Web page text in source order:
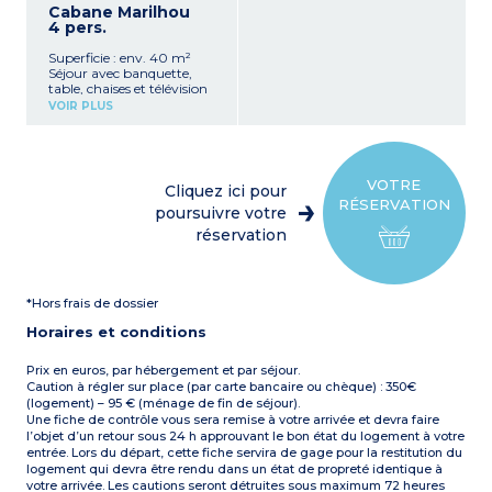
1 WC séparé
Terrasse semi couverte
Capacité max. 6
personnes
micro-ondes, cafetière
électrique, bouilloire, grille-
vaisselle)
1 chambre avec un lit
double (160 cm)
2 chambres avec deux lits
Terrasse semi-couverte
avec table et bancs en bois,
2 transats et barbecue
(charbon non fourni) (16
Cabane Marilhou
4 pers.
Superficie : env. 40 m²
Séjour avec banquette,
table, chaises et télévision
Kitchenette équipée
électrique, bouilloire, grille-
1 chambre avec 1 lit double
1 WC séparé
mobilier de jardin en bois,
(charbon non fourni) (13
m²)
Capacité max. 4
personnes
VOIR PLUS
VOTRE
RÉSERVATION
Cliquez ici pour
poursuivre votre
réservation
*Hors frais de dossier
Horaires et conditions
Prix en euros, par hébergement et par séjour.
Caution à régler sur place (par carte bancaire ou chèque) : 350€
(logement) – 95 € (ménage de fin de séjour).
Une fiche de contrôle vous sera remise à votre arrivée et devra faire
l’objet d’un retour sous 24 h approuvant le bon état du logement à votre
entrée. Lors du départ, cette fiche servira de gage pour la restitution du
logement qui devra être rendu dans un état de propreté identique à
votre arrivée. Les cautions seront détruites sous maximum 72 heures